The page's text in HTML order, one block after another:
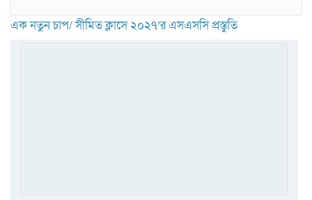
এক নতুন চাপ/ সীমিত ক্লাসে ২০২৭’র এসএসসি প্রস্তুতি